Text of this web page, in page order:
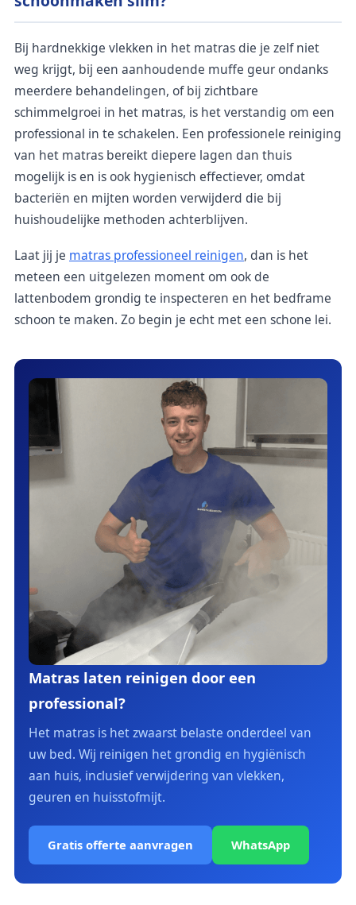
Bij hardnekkige vlekken in het matras die je zelf niet
weg krijgt, bij een aanhoudende muffe geur ondanks
meerdere behandelingen, of bij zichtbare
schimmelgroei in het matras, is het verstandig om een
professional in te schakelen. Een professionele reiniging
van het matras bereikt diepere lagen dan thuis
mogelijk is en is ook hygienisch effectiever, omdat
bacteriën en mijten worden verwijderd die bij
huishoudelijke methoden achterblijven.
Laat jij je matras professioneel reinigen, dan is het
meteen een uitgelezen moment om ook de
lattenbodem grondig te inspecteren en het bedframe
schoon te maken. Zo begin je echt met een schone lei.
Matras laten reinigen door een
professional?
Het matras is het zwaarst belaste onderdeel van
uw bed. Wij reinigen het grondig en hygiënisch
aan huis, inclusief verwijdering van vlekken,
geuren en huisstofmijt.
Gratis offerte aanvragen WhatsApp